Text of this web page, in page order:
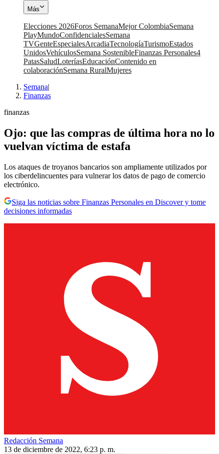
Más
Elecciones 2026Foros SemanaMejor ColombiaSemana
PlayMundoConfidencialesSemana
TVGenteEspecialesArcadiaTecnologíaTurismoEstados
UnidosVehículosSemana SostenibleFinanzas Personales4
PatasSaludLoteríasEducaciónContenido en
colaboraciónSemana RuralMujeres
Semana|
Finanzas
finanzas
Ojo: que las compras de última hora no lo
vuelvan víctima de estafa
Los ataques de troyanos bancarios son ampliamente utilizados por
los ciberdelincuentes para vulnerar los datos de pago de comercio
electrónico.
Siga las noticias sobre Finanzas Personales en Discover y tome
decisiones informadas
Redacción Semana
13 de diciembre de 2022, 6:23 p. m.